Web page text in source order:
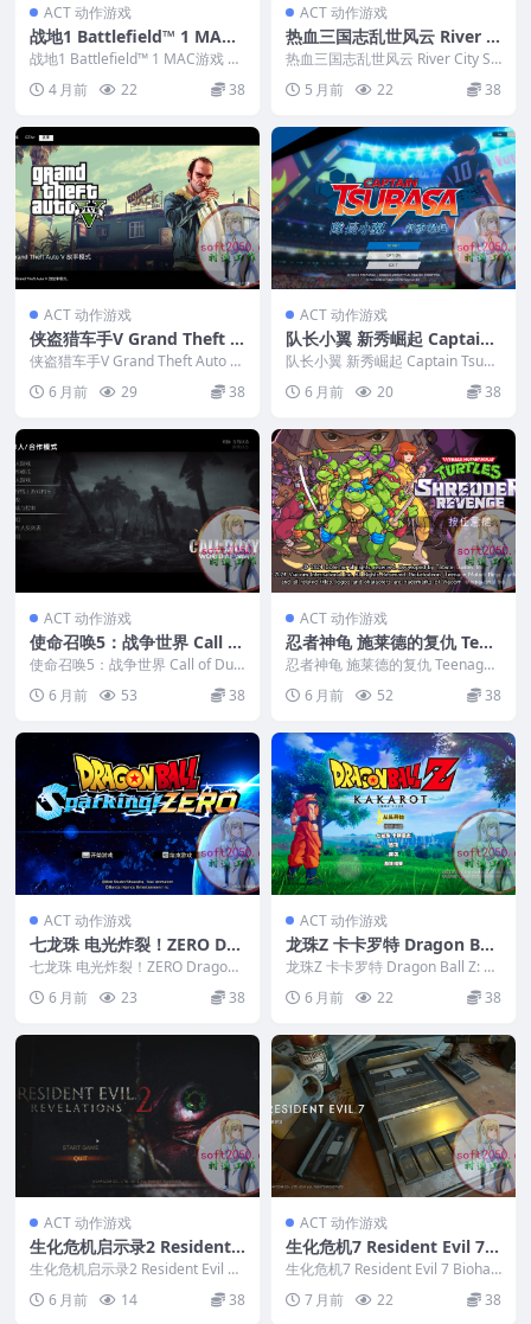
ACT 动作游戏
战地1 Battlefield™ 1 MAC
游戏 苹果电脑游戏 适配苹果
OS系统macOS
战地1 Battlefield™ 1 MAC游戏 苹
果电脑游戏 适配苹果OS系统...
4 月前 22 38
ACT 动作游戏
热血三国志乱世风云 River Ci
ty Saga: Three Kingdoms
Next MAC游戏 苹果电脑游
戏 适配苹果OS系统macOS
热血三国志乱世风云 River City Sa
5 月前 22 38
ACT 动作游戏
侠盗猎车手V Grand Theft A
uto V MAC游戏 苹果电脑游
戏 适配苹果OS系统macOS
侠盗猎车手V Grand Theft Auto V
6 月前 29 38
ACT 动作游戏
队长小翼 新秀崛起 Captain
Tsubasa: Rise of New Cha
mpions MAC游戏 苹果电脑
游戏 适配苹果OS系统macO
S
队长小翼 新秀崛起 Captain Tsuba
6 月前 20 38
ACT 动作游戏
使命召唤5：战争世界 Call of
Duty: World at War MAC
游戏 苹果电脑游戏 适配苹果
OS系统macOS
使命召唤5：战争世界 Call of Dut
6 月前 53 38
ACT 动作游戏
忍者神龟 施莱德的复仇 Teen
age Mutant Ninja Turtles:
Shredder’s Revenge MAC
游戏 苹果电脑游戏 适配苹果
忍者神龟 施莱德的复仇 Teenage
6 月前 52 38
ACT 动作游戏
七龙珠 电光炸裂！ZERO Dra
gon Ball: Sparking! Zero M
AC游戏 苹果电脑游戏 适配苹
果OS系统macOS
七龙珠 电光炸裂！ZERO Dragon
6 月前 23 38
ACT 动作游戏
龙珠Z 卡卡罗特 Dragon Ball
Z: Kakarot MAC游戏 苹果电
脑游戏 适配苹果OS系统mac
OS
龙珠Z 卡卡罗特 Dragon Ball Z: Ka
6 月前 22 38
ACT 动作游戏
生化危机启示录2 Resident E
vil Revelations 2 MAC游戏
苹果电脑游戏 适配苹果OS系
统macOS
生化危机启示录2 Resident Evil Re
6 月前 14 38
ACT 动作游戏
生化危机7 Resident Evil 7 B
iohazard MAC游戏 苹果电
脑游戏 适配苹果OS系统mac
OS
生化危机7 Resident Evil 7 Biohaz
7 月前 22 38